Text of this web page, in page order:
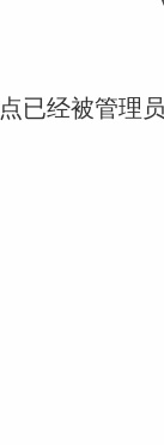
已经被管理